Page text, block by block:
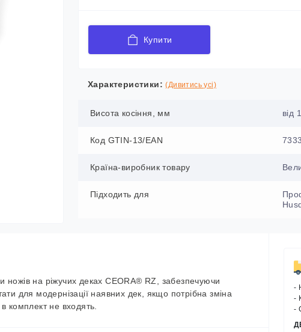
Купити
Характеристики: (Дивитись усі)
Висота косіння, мм від
Код GTIN-13/EAN
Країна-виробник товару
Підходить для
ножів на ріжучих деках CEORA® RZ, забезпечуючи
для модернізації наявних дек, якщо потрібна зміна
комплект не входять.
-
-
-